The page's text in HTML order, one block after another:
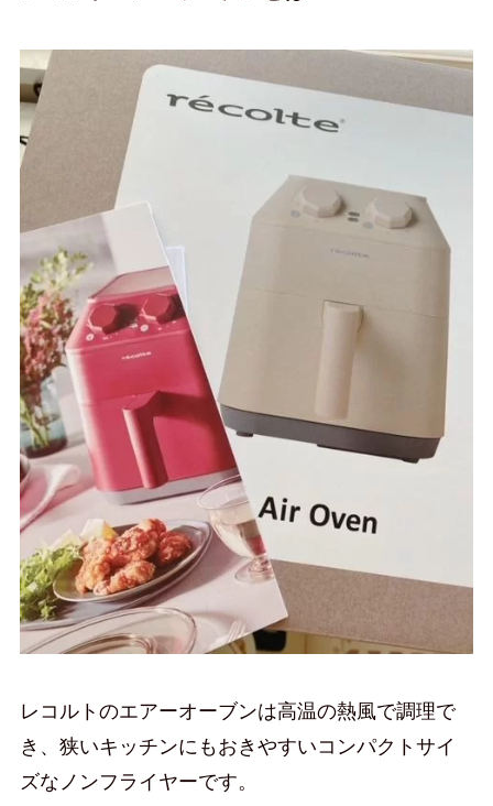
レコルトのエアーオーブンは高温の熱風で調理で
き、狭いキッチンにもおきやすいコンパクトサイ
ズなノンフライヤーです。